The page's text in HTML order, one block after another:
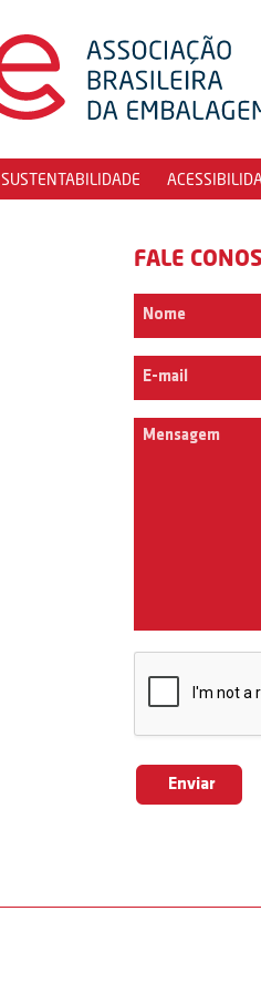
SUSTENTABILIDADE
FALE